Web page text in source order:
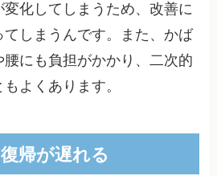
化してしまうため、改善に
てしまうんです。また、かば
にも負担がかかり、二次的
よくあります。
帰が遅れる